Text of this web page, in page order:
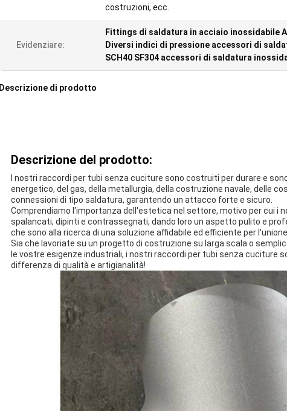
costruzioni, ecc.
Evidenziare:
Fittings di saldatura in acciaio inossidabile
Diversi indici di pressione accessori di
SCH40 SF304 accessori di saldatura
Descrizione di prodotto
Descrizione del prodotto:
I nostri raccordi per tubi senza cuciture sono costruiti per durare e
energetico, del gas, della metallurgia, della costruzione navale, delle
connessioni di tipo saldatura, garantendo un attacco forte e sicuro.
Comprendiamo l'importanza dell'estetica nel settore, motivo per cui i
spalancati, dipinti e contrassegnati, dando loro un aspetto pulito e
che sono alla ricerca di una soluzione affidabile ed efficiente per
Sia che lavoriate su un progetto di costruzione su larga scala o
le vostre esigenze industriali, i nostri raccordi per tubi senza cuciture
differenza di qualità e artigianalità!